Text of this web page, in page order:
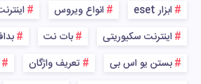
ابزار eset
انواع ویروس
اینترنت سکیوریتی
بات نت
بستن یو اس بی
تعریف واژگان